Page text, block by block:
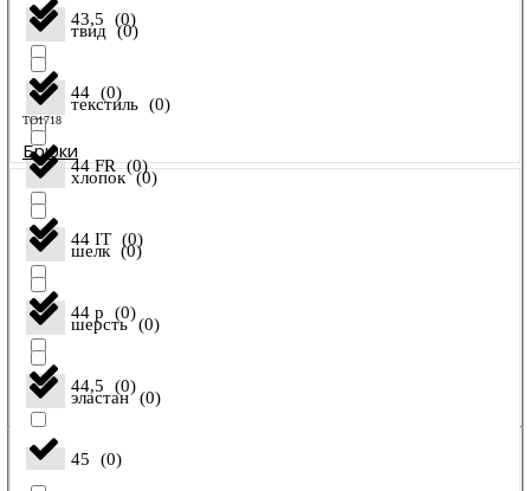
43,5 (0)
44 (0)
44 FR (0)
44 IT (0)
44 р (0)
44,5 (0)
45 (0)
твид (0)
текстиль (0)
хлопок (0)
шелк (0)
шерсть (0)
эластан (0)
TO1718
Брюки